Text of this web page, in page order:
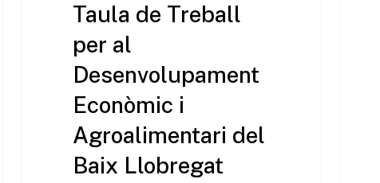
Taula de Treball
per al
Desenvolupament
Econòmic i
Agroalimentari del
Baix Llobregat